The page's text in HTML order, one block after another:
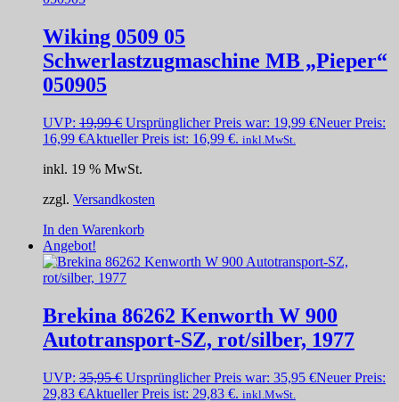
Wiking 0509 05
Schwerlastzugmaschine MB „Pieper“
050905
UVP: 19,99€ Ursprünglicher Preis war: 19,99 €Neuer Preis:
16,99 €Aktueller Preis ist: 16,99 €. inkl.MwSt.
inkl. 19 % MwSt.
zzgl. Versandkosten
In den Warenkorb
Angebot!
Brekina 86262 Kenworth W 900
Autotransport-SZ, rot/silber, 1977
UVP: 35,95€ Ursprünglicher Preis war: 35,95 €Neuer Preis:
29,83 €Aktueller Preis ist: 29,83 €. inkl.MwSt.